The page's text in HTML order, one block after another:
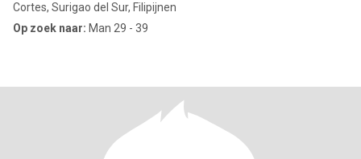
Cortes, Surigao del Sur, Filipijnen
Op zoek naar: Man 29 - 39